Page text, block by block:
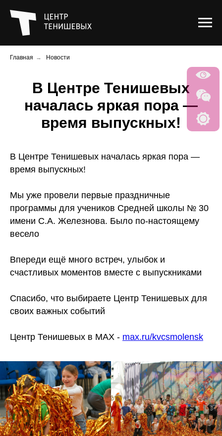
Главная → Новости
В Центре Тенишевых
началась яркая пора —
время выпускных!
В Центре Тенишевых началась яркая пора —
время выпускных!
Мы уже провели первые праздничные
программы для учеников Средней школы № 30
имени С.А. Железнова. Было по-настоящему
весело
Впереди ещё много встреч, улыбок и
счастливых моментов вместе с выпускниками
Спасибо, что выбираете Центр Тенишевых для
своих важных событий
Центр Тенишевых в MAX - max.ru/kvcsmolensk